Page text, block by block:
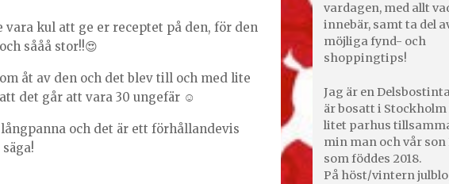
vara kul att ge er receptet på den, för den
sååå stor!!😍
åt av den och det blev till och med lite
det går att vara 30 ungefär ☺️
och det är ett förhållandevis
vardagen, med allt
innebär, samt ta del
möjliga fynd- och
shoppingtips!
Jag är en
är bosatt i
litet parhus
min man och vår son
som föddes 2018.
På höst/vintern